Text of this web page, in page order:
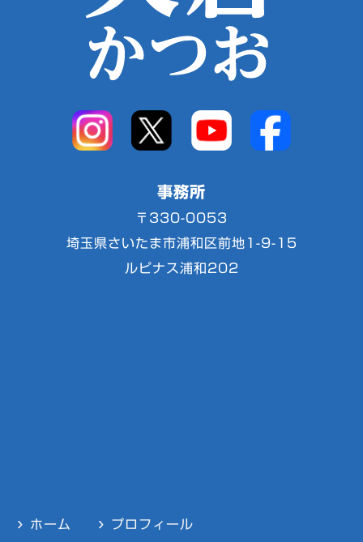
事務所
〒330-0053
埼玉県さいたま市浦和区前地1-9-15
ルピナス浦和202
ホーム プロフィール